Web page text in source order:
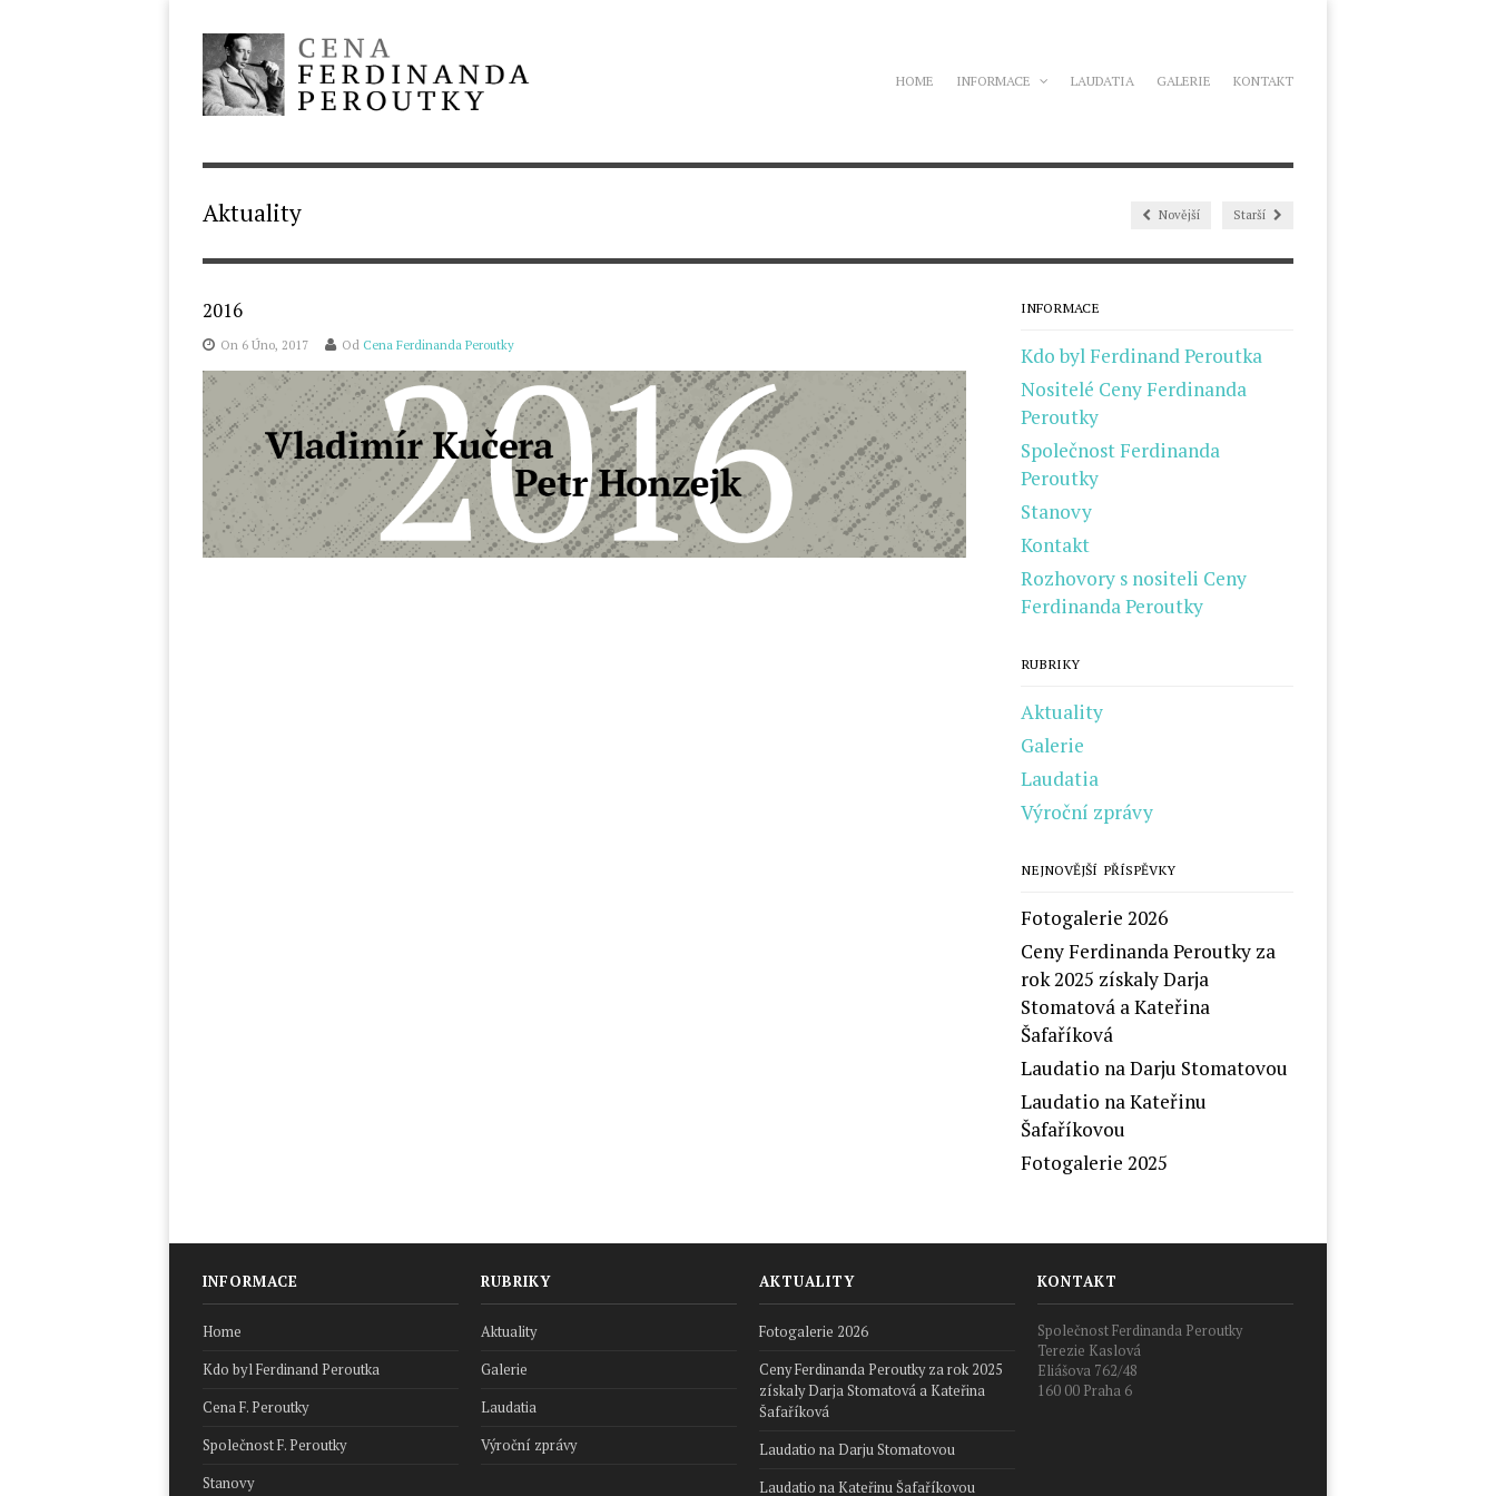
HOME INFORMACE LAUDATIA GALERIE KONTAKT
Aktuality Novější Starší
2016
On 6 Úno, 2017 Od Cena Ferdinanda Peroutky
INFORMACE
Kdo byl Ferdinand Peroutka
Nositelé Ceny Ferdinanda
Peroutky
Společnost Ferdinanda
Peroutky
Stanovy
Kontakt
Rozhovory s nositeli Ceny
Ferdinanda Peroutky
RUBRIKY
Aktuality
Galerie
Laudatia
Výroční zprávy
NEJNOVĚJŠÍ PŘÍSPĚVKY
Fotogalerie 2026
Ceny Ferdinanda Peroutky za
rok 2025 získaly Darja
Stomatová a Kateřina
Šafaříková
Laudatio na Darju Stomatovou
Laudatio na Kateřinu
Šafaříkovou
Fotogalerie 2025
INFORMACE
Home
Kdo byl Ferdinand Peroutka
Cena F. Peroutky
Společnost F. Peroutky
Stanovy
RUBRIKY
Aktuality
Galerie
Laudatia
Výroční zprávy
AKTUALITY
Fotogalerie 2026
Ceny Ferdinanda Peroutky za rok 2025
získaly Darja Stomatová a Kateřina
Šafaříková
Laudatio na Darju Stomatovou
Laudatio na Kateřinu Šafaříkovou
KONTAKT
Společnost Ferdinanda Peroutky
Terezie Kaslová
Eliášova 762/48
160 00 Praha 6